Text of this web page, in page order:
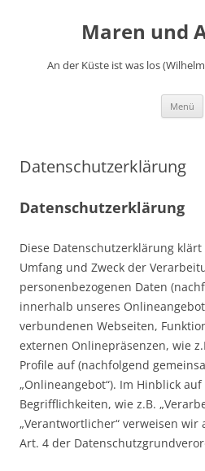
Maren und
An der Küste ist was los
Menü
Datenschutzerklärung
Datenschutzerklärung
Diese Datenschutzerklärung
Umfang und Zweck der
personenbezogenen Daten
innerhalb unseres
verbundenen Webseiten,
externen Onlinepräsenzen, wie
Profile auf (nachfolgend
„Onlineangebot“). Im Hinblick
Begrifflichkeiten, wie z.B.
„Verantwortlicher“ verweisen
Art. 4 der